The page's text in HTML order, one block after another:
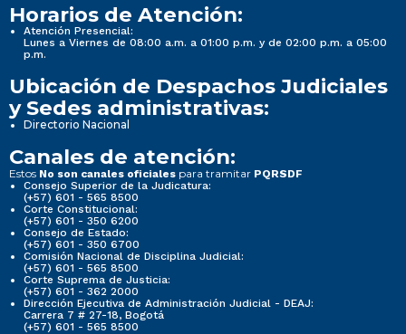
Horarios de Atención:
Atención Presencial:
Lunes a Viernes de 08:00 a.m. a 01:00 p.m. y de 02:00 p.m. a 05:00
p.m.
Ubicación de Despachos Judiciales
y Sedes administrativas:
Directorio Nacional
Canales de atención:
Estos No son canales oficiales para tramitar PQRSDF
Consejo Superior de la Judicatura:
(+57) 601 - 565 8500
Corte Constitucional:
(+57) 601 - 350 6200
Consejo de Estado:
(+57) 601 - 350 6700
Comisión Nacional de Disciplina Judicial:
(+57) 601 - 565 8500
Corte Suprema de Justicia:
(+57) 601 - 362 2000
Dirección Ejecutiva de Administración Judicial - DEAJ:
Carrera 7 # 27-18, Bogotá
(+57) 601 - 565 8500